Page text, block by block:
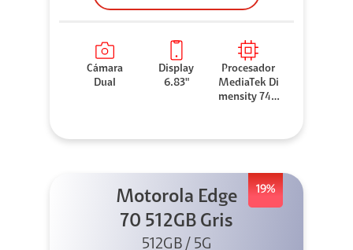
Cámara
Dual
Display
6.83"
Procesador
MediaTek Di
mensity 740
19%
Motorola Edge
70 512GB Gris
512GB / 5G